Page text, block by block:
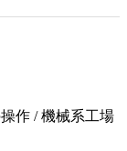
作 / 機械系工場